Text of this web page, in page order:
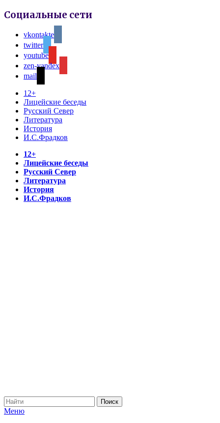
Социальные сети
vkontakte
twitter
youtube
zen-yandex
mail
12+
Лицейские беседы
Русский Север
Литература
История
И.С.Фрадков
12+
Лицейские беседы
Русский Север
Литература
История
И.С.Фрадков
Меню